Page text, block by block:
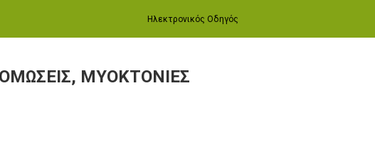
Ηλεκτρονικός Οδηγός
ΜΥΟΚΤΟΝΙΕΣ